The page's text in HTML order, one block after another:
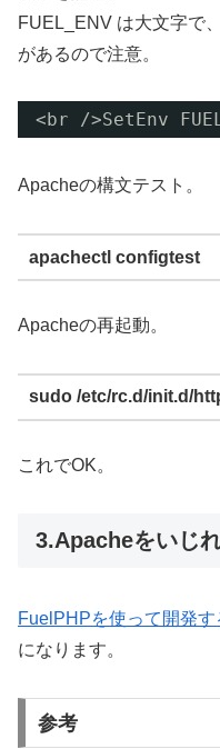
FUEL_ENV は大文字で
があるので注意。
<br />SetEnv
Apacheの構文テスト。
apachectl configtest
Apacheの再起動。
sudo /etc/rc.d/init.d/
これでOK。
3.Apacheをいじ
FuelPHPを使って開発
になります。
参考